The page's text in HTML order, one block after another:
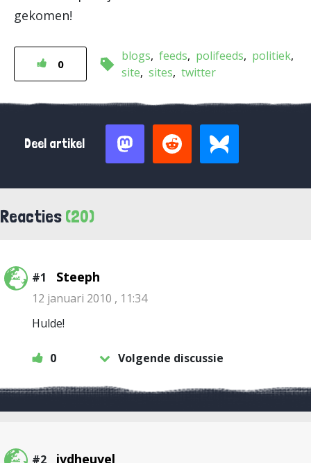
gekomen!
0
blogs feeds polifeeds
politiek
site sites twitter
Deel artikel
Reacties (20)
#1 Steeph
12 januari 2010 , 11:34
Hulde!
0 Volgende discussie
#2 jvdheuvel